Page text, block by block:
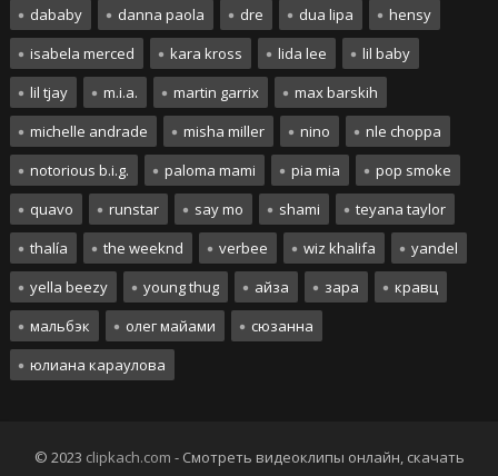
dababy
danna paola dre dua lipa
hensy
isabela merced
kara kross lida lee
lil baby
lil tjay
m.i.a. martin garrix
max barskih
michelle andrade
misha miller nino
nle choppa
notorious b.i.g.
paloma mami pia mia
pop smoke
quavo
runstar say mo shami
teyana taylor
thalía
the weeknd verbee wiz khalifa
yandel
yella beezy
young thug айза зара
кравц
мальбэк
олег майами
сюзанна
юлиана караулова
© 2023 clipkach.com - Смотреть видеоклипы онлайн, скачать